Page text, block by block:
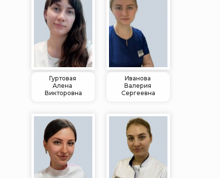
Гуртовая
Алена
Викторовна
Иванова
Валерия
Сергеевна